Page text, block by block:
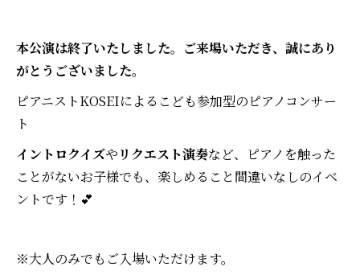
本公演は終了いたしました。ご来場いただき、誠にあり
がとうございました。
ピアニストKOSEIによるこども参加型のピアノコンサー
ト
イントロクイズやリクエスト演奏など、ピアノを触った
ことがないお子様でも、楽しめること間違いなしのイベ
ントです！💕
※大人のみでもご入場いただけます。